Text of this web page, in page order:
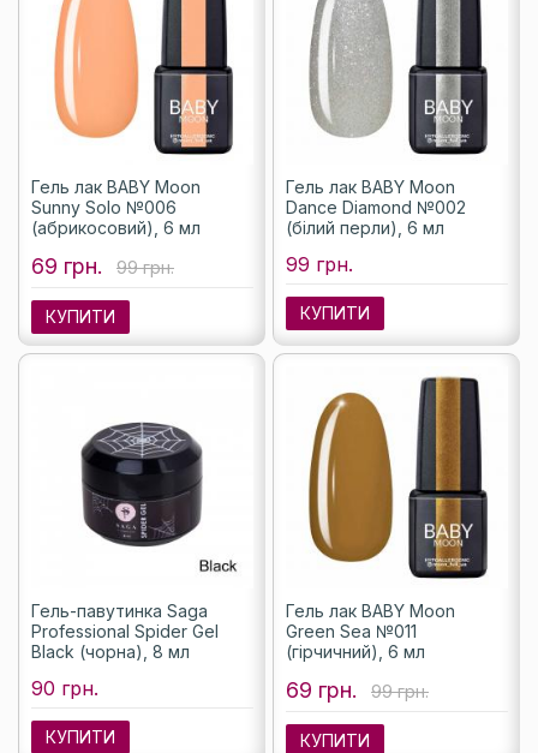
Гель лак BABY Moon
Sunny Solo №006
(абрикосовий), 6 мл
69 грн. 99 грн.
КУПИТИ
Гель лак BABY Moon
Dance Diamond №002
(білий перли), 6 мл
99 грн.
КУПИТИ
Гель-павутинка Saga
Professional Spider Gel
Black (чорна), 8 мл
90 грн.
КУПИТИ
Гель лак BABY Moon
Green Sea №011
(гірчичний), 6 мл
69 грн. 99 грн.
КУПИТИ